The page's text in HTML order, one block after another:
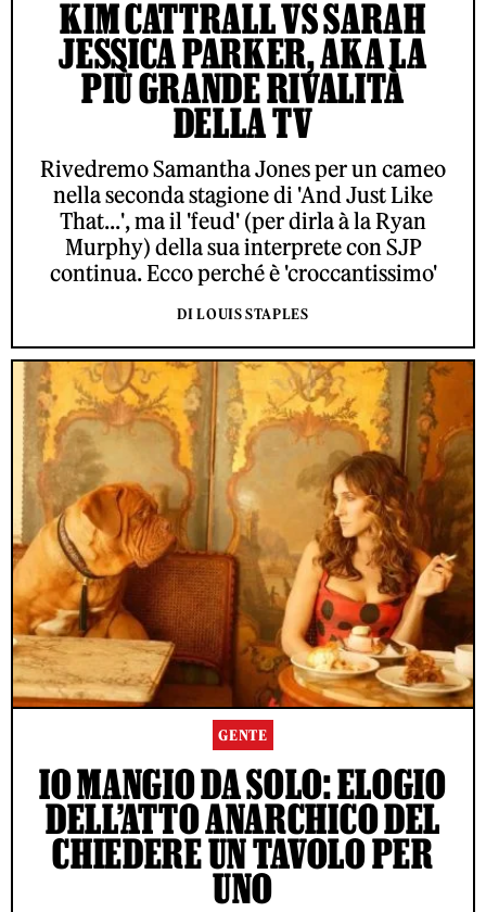
KIM CATTRALL VS SARAH
JESSICA PARKER, AKA LA
PIÙ GRANDE RIVALITÀ
DELLA TV
Rivedremo Samantha Jones per un cameo
nella seconda stagione di 'And Just Like
That...', ma il 'feud' (per dirla à la Ryan
Murphy) della sua interprete con SJP
continua. Ecco perché è 'croccantissimo'
DI LOUIS STAPLES
GENTE
IO MANGIO DA SOLO: ELOGIO
DELL’ATTO ANARCHICO DEL
CHIEDERE UN TAVOLO PER
UNO